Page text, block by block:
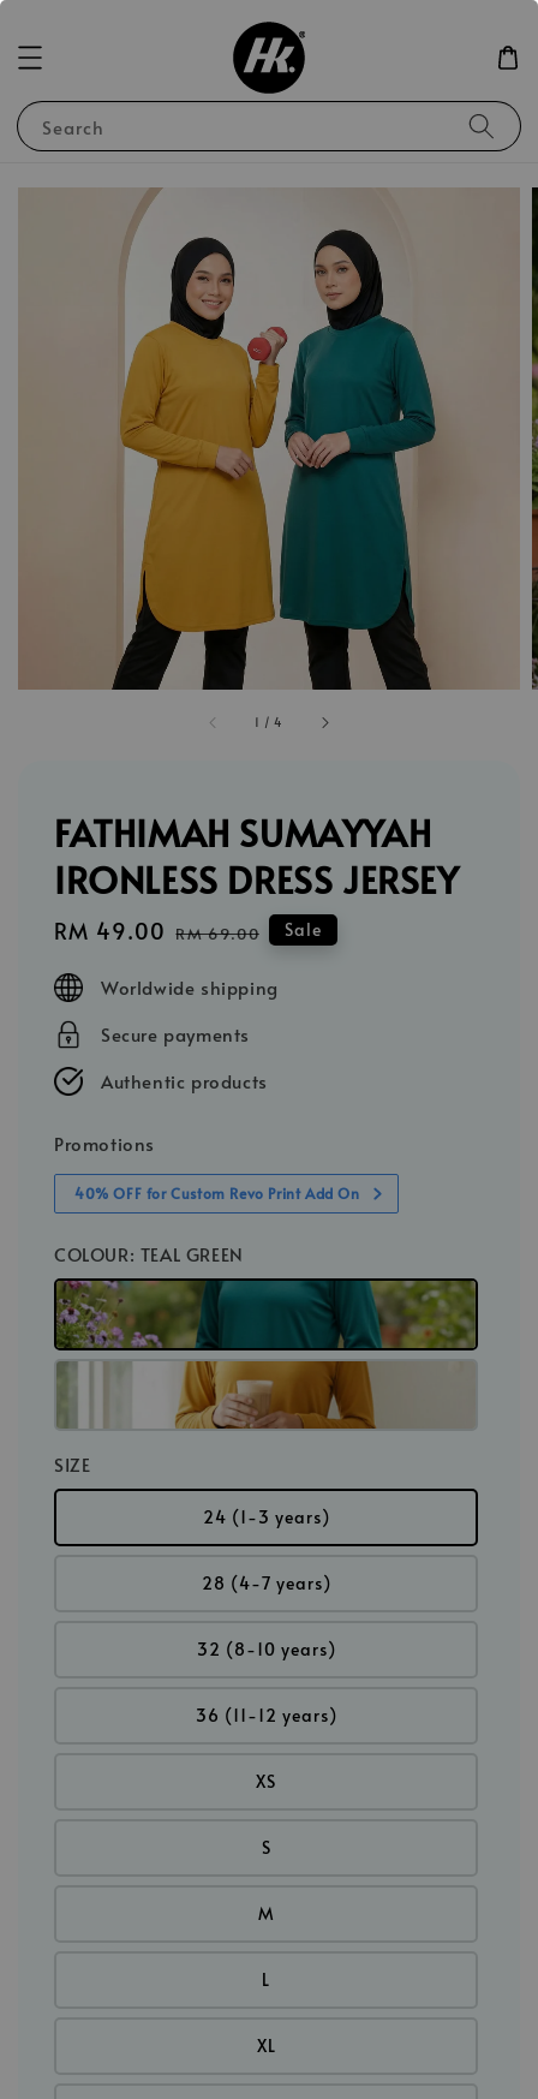
Search
1 /4
FATHIMAH SUMAYYAH
IRONLESS DRESS JERSEY
Sale
RM 49.00 Regular
RM 69.00 Sale
Worldwide shipping
Secure payments
Authentic products
Promotions
40% OFF for Custom Revo Print Add On
COLOUR: TEAL GREEN
SIZE
24 (1-3 years)
28 (4-7 years)
32 (8-10 years)
36 (11-12 years)
XS
S
M
L
XL